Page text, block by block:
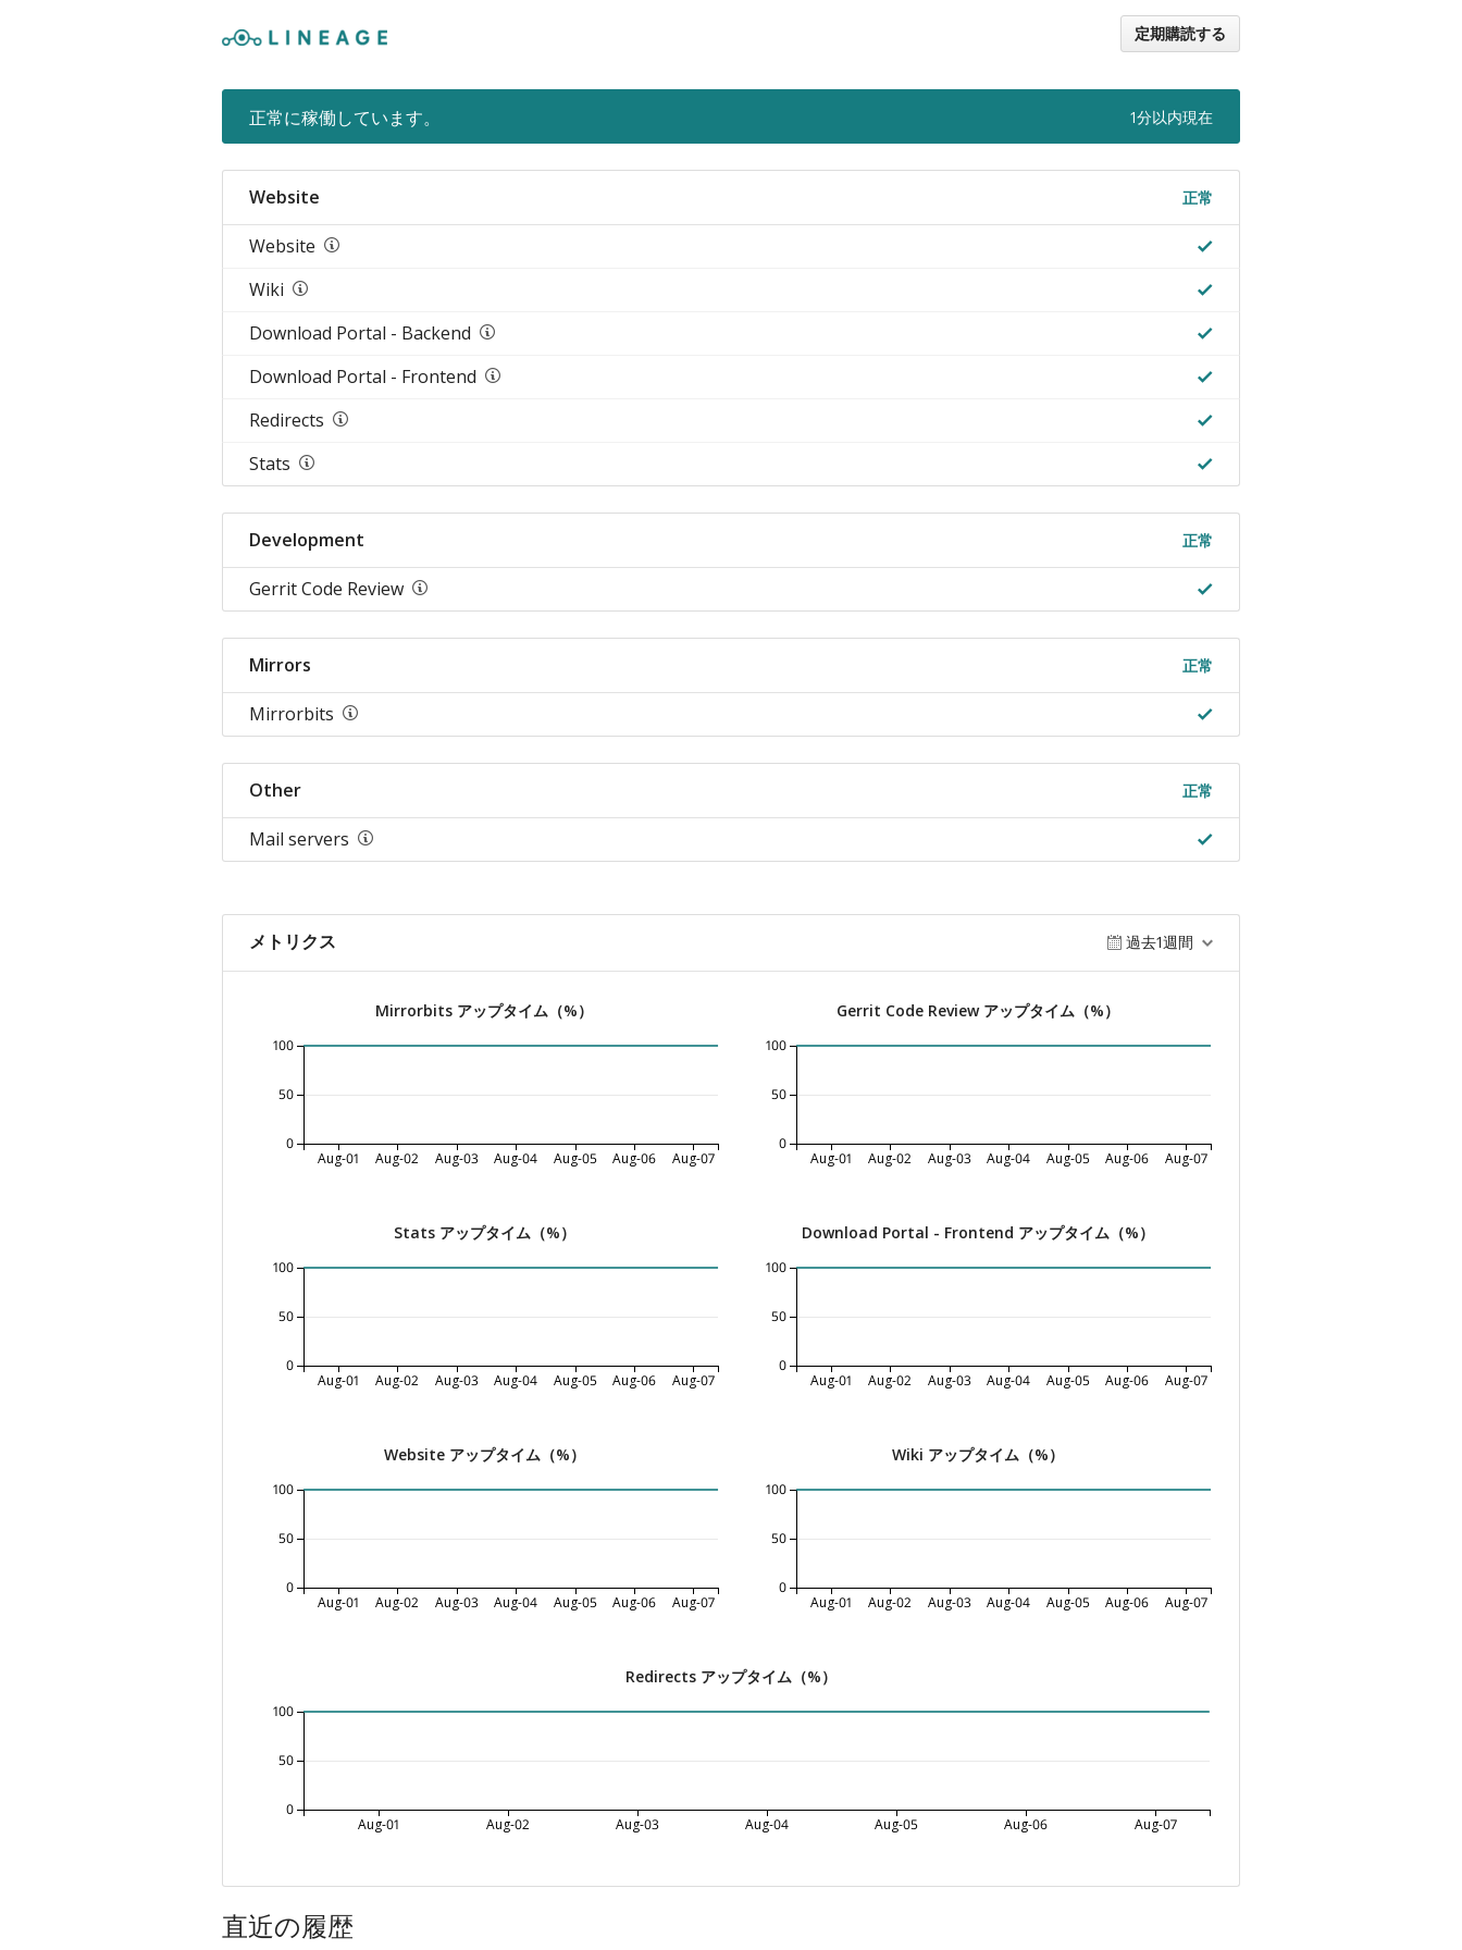
定期購読する
正常に稼働しています。 1分以内現在
Website 正常
Website
Wiki
Download Portal - Backend
Download Portal - Frontend
Redirects
Stats
Development 正常
Gerrit Code Review
Mirrors 正常
Mirrorbits
Other 正常
Mail servers
メトリクス 過去1週間
Mirrorbits アップタイム（%）
Aug-01 Aug-02 Aug-03 Aug-04 Aug-05 Aug-06 Aug-07
0
50
100
Gerrit Code Review アップタイム（%）
Aug-01 Aug-02 Aug-03 Aug-04 Aug-05 Aug-06 Aug-07
0
50
100
Stats アップタイム（%）
Aug-01 Aug-02 Aug-03 Aug-04 Aug-05 Aug-06 Aug-07
0
50
100
Download Portal - Frontend アップタイム（%）
Aug-01 Aug-02 Aug-03 Aug-04 Aug-05 Aug-06 Aug-07
0
50
100
Website アップタイム（%）
Aug-01 Aug-02 Aug-03 Aug-04 Aug-05 Aug-06 Aug-07
0
50
100
Wiki アップタイム（%）
Aug-01 Aug-02 Aug-03 Aug-04 Aug-05 Aug-06 Aug-07
0
50
100
Redirects アップタイム（%）
Aug-01 Aug-02 Aug-03 Aug-04 Aug-05 Aug-06 Aug-07
0
50
100
直近の履歴